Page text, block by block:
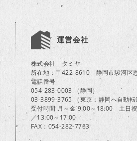
運営会社
株式会社 タミヤ
所在地：〒422-8610 静岡市駿河区
電話番号
054-283-0003 （静岡）
03-3899-3765 （東京：静岡へ自動転
受付時間 月～金 9:00～18:00 土日
／13:00～17:00
FAX：054-282-7763